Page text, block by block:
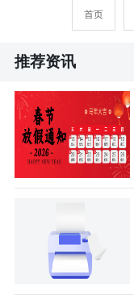
首页
推荐资讯